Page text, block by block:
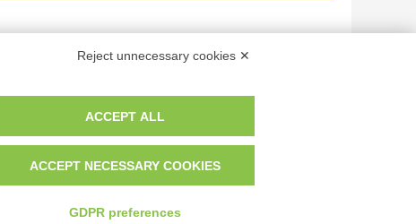
Reject unnecessary cookies ✕
ACCEPT ALL
ACCEPT NECESSARY COOKIES
GDPR preferences